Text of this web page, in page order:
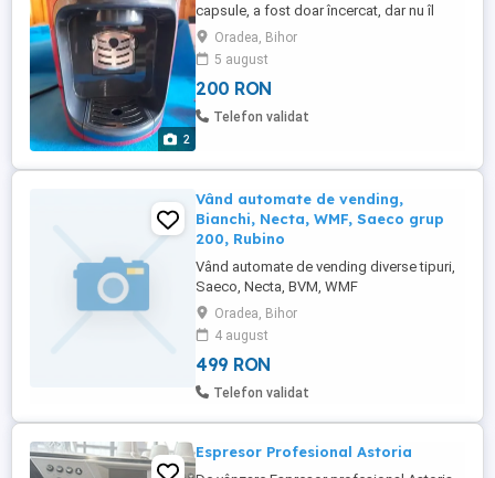
2
capsule, a fost doar încercat, dar nu îl
folosim. Predare în Oradea. Preț 200 lei.
Oradea, Bihor
5 august
200 RON
Telefon validat
Vând automate de vending,
Bianchi, Necta, WMF, Saeco grup
200, Rubino
Vând automate de vending diverse tipuri,
Saeco, Necta, BVM, WMF
Oradea, Bihor
4 august
499 RON
Telefon validat
Espresor Profesional Astoria